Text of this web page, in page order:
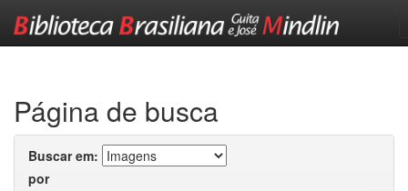
Página de busca
Buscar em:
por